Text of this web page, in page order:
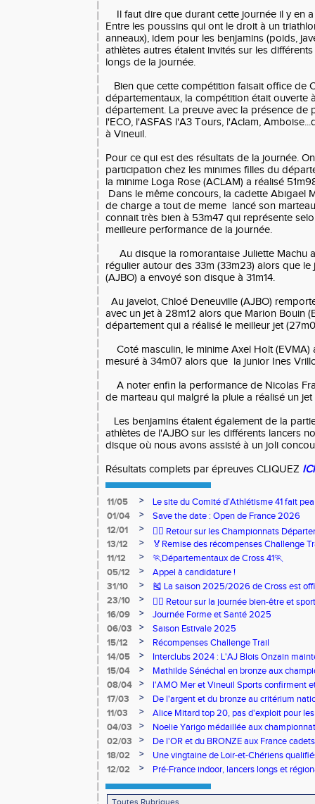
Il faut dire que durant cette journée il y en
Entre les poussins qui ont le droit à un
anneaux), idem pour les benjamins (poids,
athlètes autres étaient invités sur les
longs de la journée.
Bien que cette compétition faisait office de
départementaux, la compétition était ouverte
département. La preuve avec la présence de
l'ECO, l'ASFAS l'A3 Tours, l'Aclam,
à Vineuil.
Pour ce qui est des résultats de la journée.
participation chez les minimes filles du
la minime Loga Rose (ACLAM) a réalisé
Dans le même concours, la cadette Abigael
de charge a tout de meme lancé son
connait très bien à 53m47 qui représente
meilleure performance de la journée.
Au disque la romorantaise Juliette Machu
régulier autour des 33m (33m23) alors que le
(AJBO) a envoyé son disque à 31m14.
Au javelot, Chloé Deneuville (AJBO)
avec un jet à 28m12 alors que Marion Bouin
département qui a réalisé le meilleur jet
Coté masculin, le minime Axel Holt (EVMA)
mesuré à 34m07 alors que la junior Ines
A noter enfin la performance de Nicolas
de marteau qui malgré la pluie a réalisé un jet
Les benjamins étaient également de la
athlètes de l'AJBO sur les différents lancers
disque où nous avons assisté à un joli
Résultats complets par épreuves CLIQUEZ ICI
11/05 >
Le site du Comité d’Athlétisme 41 fait
01/04
>
Save the date : Open de France 2026
12/01
>
🏃‍♂️ Retour sur les Championnats
13/12
>
🏅Remise des récompenses Challenge
11/12
>
🏃Départementaux de Cross 41🏃
05/12
>
Appel à candidature !
31/10
>
🎽 La saison 2025/2026 de Cross est
23/10
>
🧘‍♀️ Retour sur la journée bien-être et
16/09
>
Journée Forme et Santé 2025
06/03
>
Saison Estivale 2025
15/12
>
Récompenses Challenge Trail
14/05
>
Interclubs 2024 : L'AJ Blois Onzain
Romorantin en N2B
15/04 >
Mathilde Sénéchal en bronze aux
08/04
>
l'AMO Mer et Vineuil Sports confirment
benjamins
17/03 >
De l'argent et du bronze au critérium
11/03
>
Alice Mitard top 20, pas d'exploit pour
04/03
>
Noelie Yarigo médaillée aux
02/03
>
De l'OR et du BRONZE aux France
18/02
>
Une vingtaine de Loir-et-Chériens
12/02
> Pré-France indoor, lancers longs et